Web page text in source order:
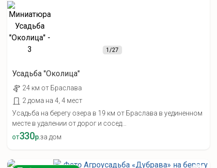
1/27
Усадьба "Околица"
24 км от Браслава
2 дома на 4, 4 мест
Усадьба на берегу озера в 19 км от Браслава в уединенном
месте в удалении от дорог и сосед...
от330р.за дом